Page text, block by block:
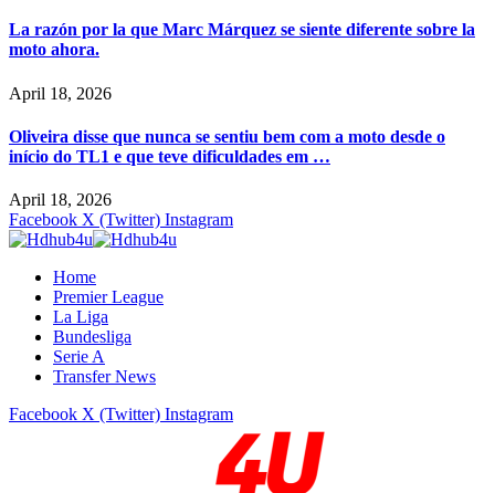
La razón por la que Marc Márquez se siente diferente sobre la
moto ahora.
April 18, 2026
Oliveira disse que nunca se sentiu bem com a moto desde o
início do TL1 e que teve dificuldades em …
April 18, 2026
Facebook X (Twitter) Instagram
Home
Premier League
La Liga
Bundesliga
Serie A
Transfer News
Facebook X (Twitter) Instagram